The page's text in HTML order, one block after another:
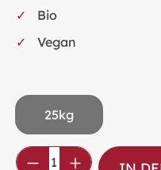
Bio
Vegan
25kg
Produkt Anzahl: